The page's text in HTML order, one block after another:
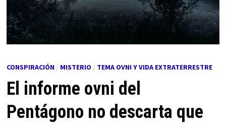
CONSPIRACIÓN/ MISTERIO / TEMA OVNI Y VIDA EXTRATERRESTRE
El informe ovni del
Pentágono no descarta que